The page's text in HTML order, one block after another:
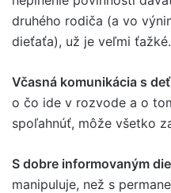
druhého rodiča (a vo
dieťaťa), už je veľmi ťažké.
Včasná komunikácia s
o čo ide v rozvode a o
spoľahnúť, môže všetko
S dobre informovaným
manipuluje, než s